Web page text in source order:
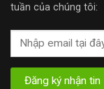
tuần của chúng tôi: